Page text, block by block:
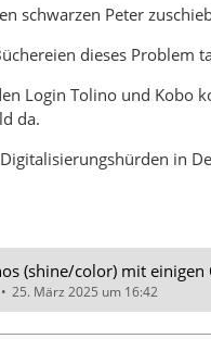
schwarzen Peter
dieses Problem
Login Tolino und Kobo
da.
in
(shine/color) mit
25. März 2025 um 16:42